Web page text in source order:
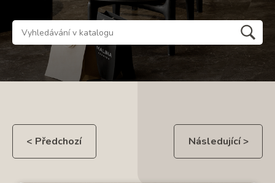
< Předchozí Následující >